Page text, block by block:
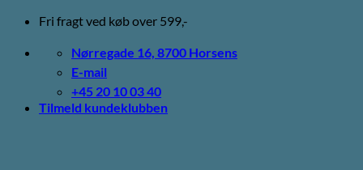
Fortsæt
indhold
Fri fragt ved køb over 599,-
Nørregade 16, 8700 Horsens
E-mail
+45 20 10 03 40
Tilmeld kundeklubben